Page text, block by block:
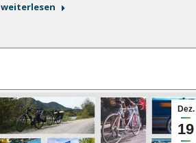
weiterlesen
Dez.
19